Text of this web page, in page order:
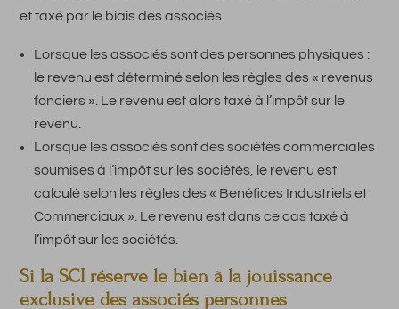
et taxé par le biais des associés.
Lorsque les associés sont des personnes physiques :
le revenu est déterminé selon les règles des « revenus
fonciers ». Le revenu est alors taxé à l’impôt sur le
revenu.
Lorsque les associés sont des sociétés commerciales
soumises à l’impôt sur les sociétés, le revenu est
calculé selon les règles des « Benéfices Industriels et
Commerciaux ». Le revenu est dans ce cas taxé à
l’impôt sur les sociétés.
Si la SCI réserve le bien à la jouissance
exclusive des associés personnes